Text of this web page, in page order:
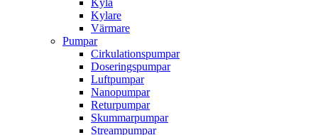
Kyla
Kylare
Värmare
Pumpar
Cirkulationspumpar
Doseringspumpar
Luftpumpar
Nanopumpar
Returpumpar
Skummarpumpar
Streampumpar